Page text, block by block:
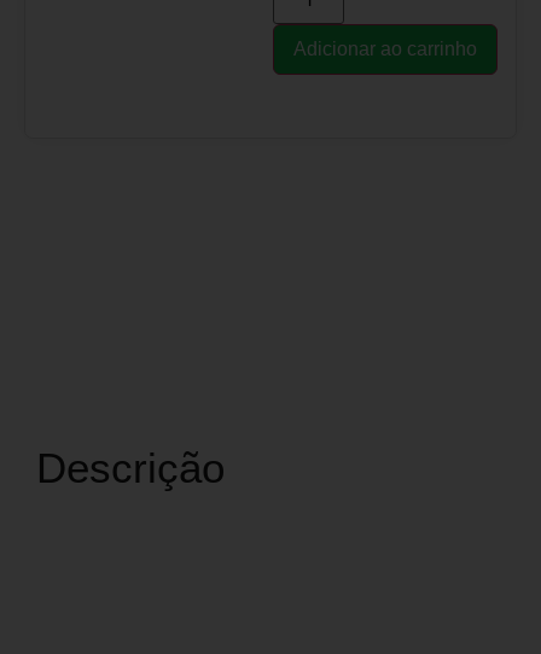
Adicionar ao carrinho
Descrição